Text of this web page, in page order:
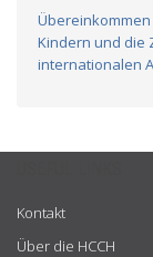
Übereinkommen
Kindern und die
internationalen
Kontakt
Über die HCCH